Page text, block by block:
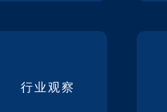
行业观察